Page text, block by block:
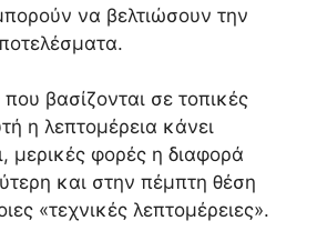
να βελτιώσουν την
που βασίζονται σε τοπικές
η λεπτομέρεια κάνει
μερικές φορές η διαφορά
και στην πέμπτη θέση
«τεχνικές λεπτομέρειες».